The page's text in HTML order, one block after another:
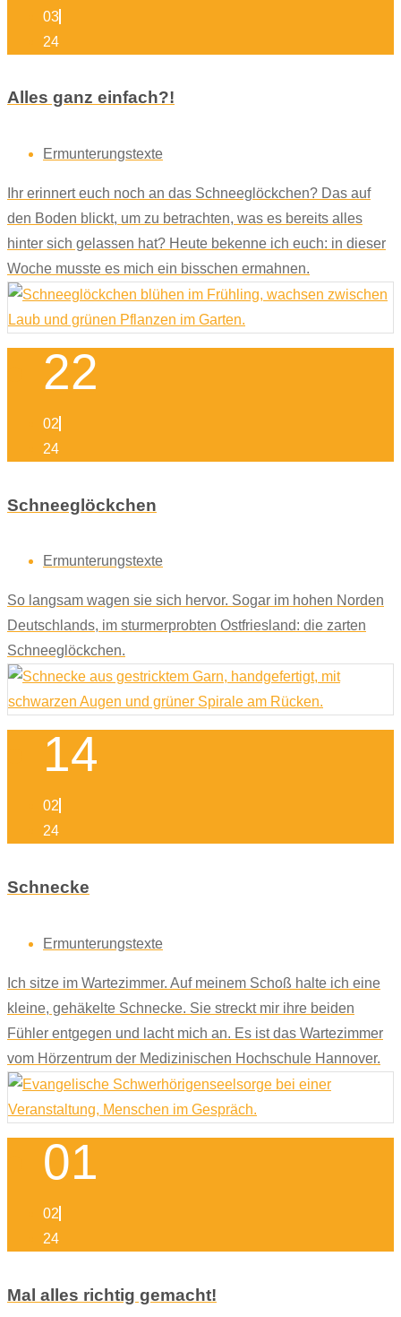
03
24
Alles ganz einfach?!
Ermunterungstexte
Ihr erinnert euch noch an das Schneeglöckchen? Das auf
den Boden blickt, um zu betrachten, was es bereits alles
hinter sich gelassen hat? Heute bekenne ich euch: in dieser
Woche musste es mich ein bisschen ermahnen.
22
02
24
Schneeglöckchen
Ermunterungstexte
So langsam wagen sie sich hervor. Sogar im hohen Norden
Deutschlands, im sturmerprobten Ostfriesland: die zarten
Schneeglöckchen.
14
02
24
Schnecke
Ermunterungstexte
Ich sitze im Wartezimmer. Auf meinem Schoß halte ich eine
kleine, gehäkelte Schnecke. Sie streckt mir ihre beiden
Fühler entgegen und lacht mich an. Es ist das Wartezimmer
vom Hörzentrum der Medizinischen Hochschule Hannover.
01
02
24
Mal alles richtig gemacht!